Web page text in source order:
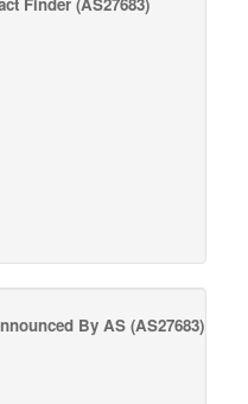
By AS (AS27683)